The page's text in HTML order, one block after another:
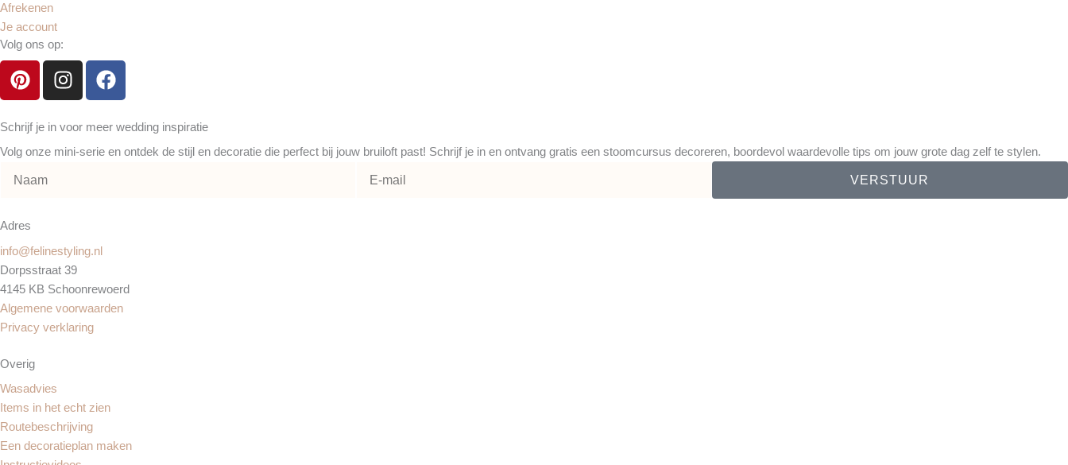
Afrekenen
Je account
Volg ons op:
P
i
t
e
e
t
I
n
t
a
F
a
e
b
Schrijf je in voor meer wedding inspiratie
Volg onze mini-serie en ontdek de stijl en decoratie die perfect bij jouw bruiloft past! Schrijf je in en ontvang gratis een stoomcursus decoreren, boordevol waardevolle tips om jouw grote dag zelf te stylen.
VERSTUUR
Adres
info@felinestyling.nl
Dorpsstraat 39
4145 KB Schoonrewoerd
Algemene voorwaarden
Privacy verklaring
Overig
Wasadvies
Items in het echt zien
Routebeschrijving
Een decoratieplan maken